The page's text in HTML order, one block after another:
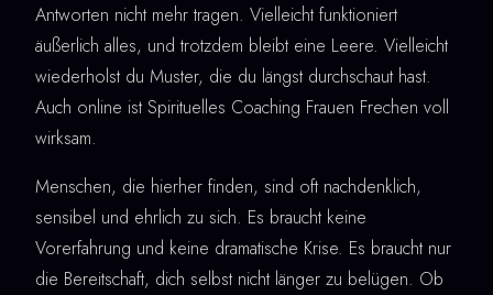
Antworten nicht mehr tragen. Vielleicht funktioniert
äußerlich alles, und trotzdem bleibt eine Leere. Vielleicht
wiederholst du Muster, die du längst durchschaut hast.
Auch online ist Spirituelles Coaching Frauen Frechen voll
wirksam.
Menschen, die hierher finden, sind oft nachdenklich,
sensibel und ehrlich zu sich. Es braucht keine
Vorerfahrung und keine dramatische Krise. Es braucht nur
die Bereitschaft, dich selbst nicht länger zu belügen. Ob